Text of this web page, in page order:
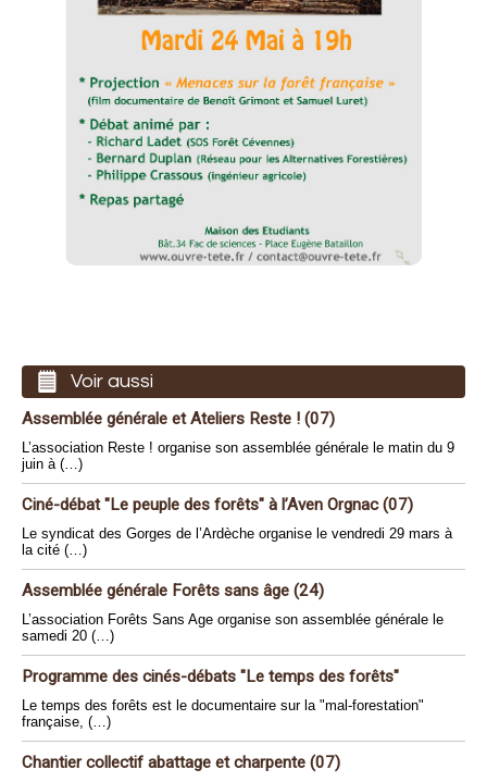
Voir aussi
Assemblée générale et Ateliers Reste ! (07)
L’association Reste ! organise son assemblée générale le matin du 9
juin à (…)
Ciné-débat "Le peuple des forêts" à l’Aven Orgnac (07)
Le syndicat des Gorges de l’Ardèche organise le vendredi 29 mars à
la cité (…)
Assemblée générale Forêts sans âge (24)
L’association Forêts Sans Age organise son assemblée générale le
samedi 20 (…)
Programme des cinés-débats "Le temps des forêts"
Le temps des forêts est le documentaire sur la "mal-forestation"
française, (…)
Chantier collectif abattage et charpente (07)